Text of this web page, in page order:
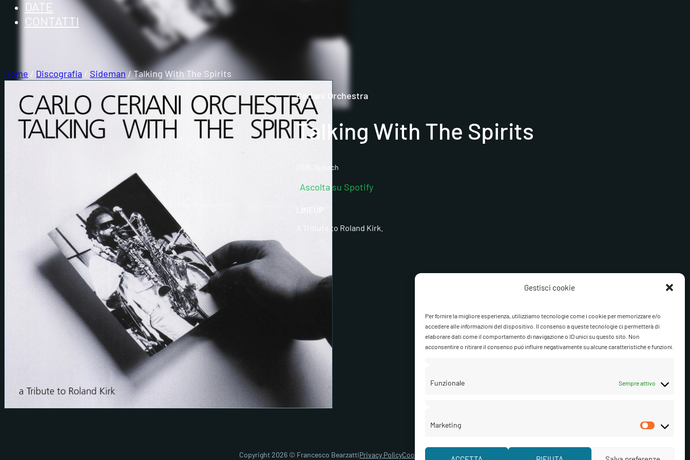
Gestisci cookie
Per fornire la migliore esperienza, utilizziamo tecnologie come i cookie per memorizzare e/o
accedere alle informazioni del dispositivo. Il consenso a queste tecnologie ci permetterà di
elaborare dati come il comportamento di navigazione o ID unici su questo sito. Non
acconsentire o ritirare il consenso può influire negativamente su alcune caratteristiche e funzioni.
Funzionale Sempre attivo
Marketing
DATE
CONTATTI
Home / Discografia / Sideman/ Talking With The Spirits
Ceriani Orchestra
Talking With The Spirits
2015, Splasch
abilitare questo contenuto
Ascolta su Spotify
A Tribute to Roland Kirk.
Copyright 2026 © Francesco BearzattiPrivacy PolicyCookie Policy Gestisci cookie